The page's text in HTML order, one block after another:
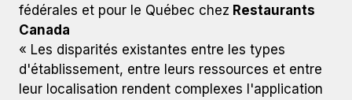
fédérales et pour le Québec chez Restaurants
Canada
« Les disparités existantes entre les types
d'établissement, entre leurs ressources et entre
leur localisation rendent complexes l'application